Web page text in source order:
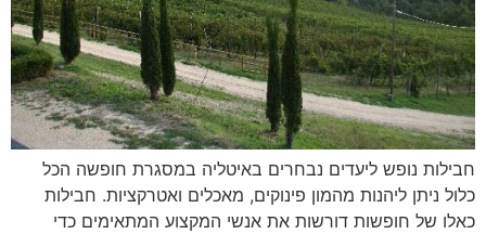
חבילות נופש ליעדים נבחרים באיטליה במסגרת חופשה הכל
כלול ניתן ליהנות מהמון פינוקים, מאכלים ואטרקציות. חבילות
כאלו של חופשות דורשות את אנשי המקצוע המתאימים כדי